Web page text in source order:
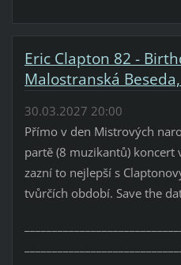
Eric Clapton 82 -
Malostranská
30.03.2027 20:00
Přímo v den Mistrových
partě (8 muzikantů) koncert
zazní to nejlepší s
tvůrčích období. Save the